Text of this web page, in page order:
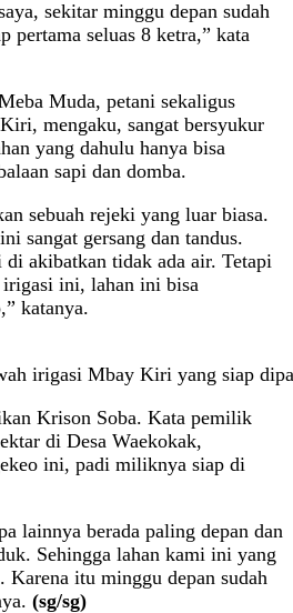
sekitar minggu depan sudah
pertama seluas 8 ketra,” kata
Muda, petani sekaligus
mengaku, sangat bersyukur
yang dahulu hanya bisa
sapi dan domba.
sebuah rejeki yang luar biasa.
sangat gersang dan tandus.
akibatkan tidak ada air. Tetapi
irigasi ini, lahan ini bisa
katanya.
irigasi Mbay Kiri yang siap
Krison Soba. Kata pemilik
di Desa Waekokak,
ini, padi miliknya siap di
lainnya berada paling depan dan
Sehingga lahan kami ini yang
Karena itu minggu depan sudah
(sg/sg)